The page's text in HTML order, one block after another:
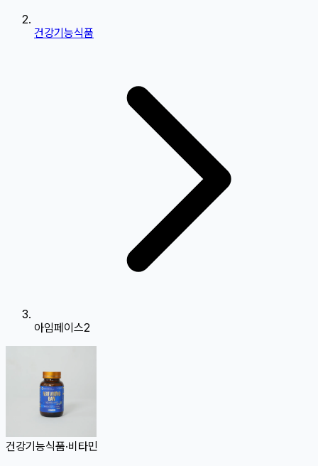
건강기능식품
아임페이스2
건강기능식품·비타민